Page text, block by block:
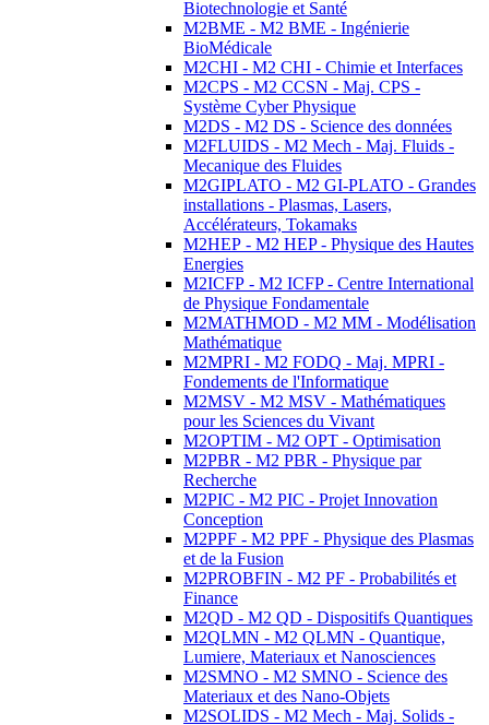
Biotechnologie et Santé
M2BME - M2 BME - Ingénierie
BioMédicale
M2CHI - M2 CHI - Chimie et Interfaces
M2CPS - M2 CCSN - Maj. CPS -
Système Cyber Physique
M2DS - M2 DS - Science des données
M2FLUIDS - M2 Mech - Maj. Fluids -
Mecanique des Fluides
M2GIPLATO - M2 GI-PLATO - Grandes
installations - Plasmas, Lasers,
Accélérateurs, Tokamaks
M2HEP - M2 HEP - Physique des Hautes
Energies
M2ICFP - M2 ICFP - Centre International
de Physique Fondamentale
M2MATHMOD - M2 MM - Modélisation
Mathématique
M2MPRI - M2 FODQ - Maj. MPRI -
Fondements de l'Informatique
M2MSV - M2 MSV - Mathématiques
pour les Sciences du Vivant
M2OPTIM - M2 OPT - Optimisation
M2PBR - M2 PBR - Physique par
Recherche
M2PIC - M2 PIC - Projet Innovation
Conception
M2PPF - M2 PPF - Physique des Plasmas
et de la Fusion
M2PROBFIN - M2 PF - Probabilités et
Finance
M2QD - M2 QD - Dispositifs Quantiques
M2QLMN - M2 QLMN - Quantique,
Lumiere, Materiaux et Nanosciences
M2SMNO - M2 SMNO - Science des
Materiaux et des Nano-Objets
M2SOLIDS - M2 Mech - Maj. Solids -